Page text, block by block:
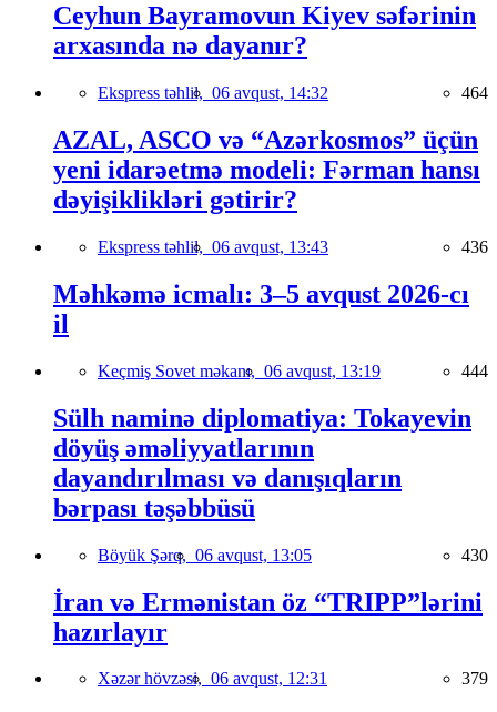
Ceyhun Bayramovun Kiyev səfərinin
arxasında nə dayanır?
Ekspress təhlil, 06 avqust, 14:32 464
AZAL, ASCO və “Azərkosmos” üçün
yeni idarəetmə modeli: Fərman hansı
dəyişiklikləri gətirir?
Ekspress təhlil, 06 avqust, 13:43 436
Məhkəmə icmalı: 3–5 avqust 2026-cı
il
Keçmiş Sovet məkanı, 06 avqust, 13:19 444
Sülh naminə diplomatiya: Tokayevin
döyüş əməliyyatlarının
dayandırılması və danışıqların
bərpası təşəbbüsü
Böyük Şərq, 06 avqust, 13:05 430
İran və Ermənistan öz “TRIPP”lərini
hazırlayır
Xəzər hövzəsi, 06 avqust, 12:31 379